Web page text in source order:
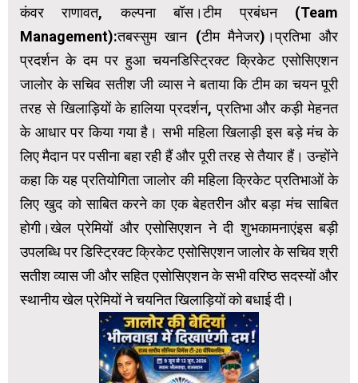
कंवर राणावत, कल्पना बॉस।टीम प्रबंधन (Team
Management):तबस्सुम खान (टीम मैनेजर)।प्रतिभा और
प्रदर्शन के दम पर हुआ चयनडिस्ट्रिक्ट क्रिकेट एसोसिएशन
जालोर के सचिव सतीश जी व्यास ने बताया कि टीम का चयन पूरी
तरह से खिलाड़ियों के हालिया प्रदर्शन, प्रतिभा और कड़ी मेहनत
के आधार पर किया गया है। सभी महिला खिलाड़ी इस बड़े मंच के
लिए मैदान पर पसीना बहा रही हैं और पूरी तरह से तैयार हैं। उन्होंने
कहा कि यह प्रतियोगिता जालोर की महिला क्रिकेट प्रतिभाओं के
लिए खुद को साबित करने का एक बेहतरीन और बड़ा मंच साबित
होगी।खेल प्रेमियों और एसोसिएशन ने दी शुभकामनाएंइस बड़ी
उपलब्धि पर डिस्ट्रिक्ट क्रिकेट एसोसिएशन जालोर के सचिव श्री
सतीश व्यास जी और सहित एसोसिएशन के सभी वरिष्ठ सदस्यों और
स्थानीय खेल प्रेमियों ने चयनित खिलाड़ियों को बधाई दी।